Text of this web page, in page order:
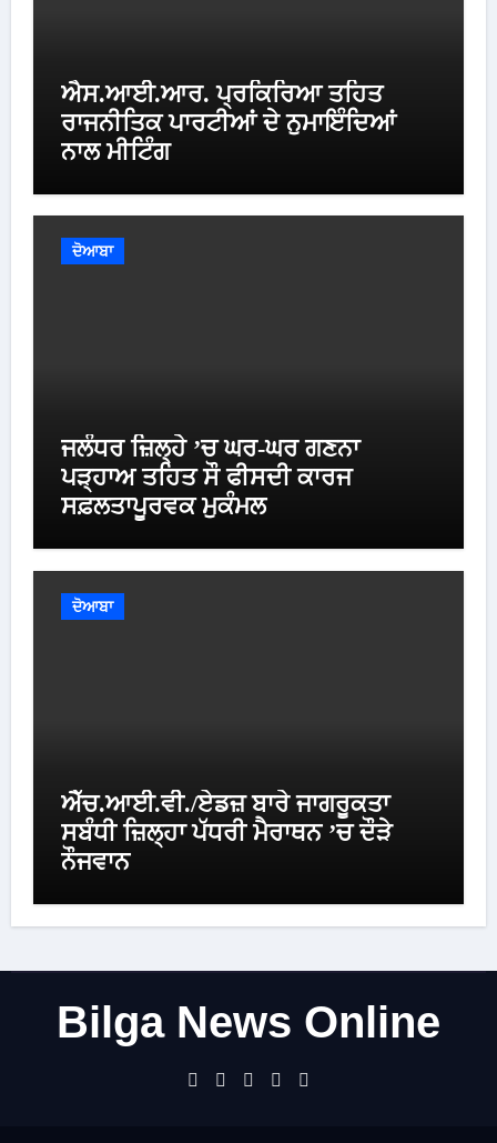
ਐਸ.ਆਈ.ਆਰ. ਪ੍ਰਕਿਰਿਆ ਤਹਿਤ
ਰਾਜਨੀਤਿਕ ਪਾਰਟੀਆਂ ਦੇ ਨੁਮਾਇੰਦਿਆਂ
ਨਾਲ ਮੀਟਿੰਗ
ਦੋਆਬਾ
ਜਲੰਧਰ ਜ਼ਿਲ੍ਹੇ ’ਚ ਘਰ-ਘਰ ਗਣਨਾ
ਪੜ੍ਹਾਅ ਤਹਿਤ ਸੌ ਫੀਸਦੀ ਕਾਰਜ
ਸਫ਼ਲਤਾਪੂਰਵਕ ਮੁਕੰਮਲ
ਦੋਆਬਾ
ਐੱਚ.ਆਈ.ਵੀ./ਏਡਜ਼ ਬਾਰੇ ਜਾਗਰੂਕਤਾ
ਸਬੰਧੀ ਜ਼ਿਲ੍ਹਾ ਪੱਧਰੀ ਮੈਰਾਥਨ ’ਚ ਦੌੜੇ
ਨੌਜਵਾਨ
Bilga News Online